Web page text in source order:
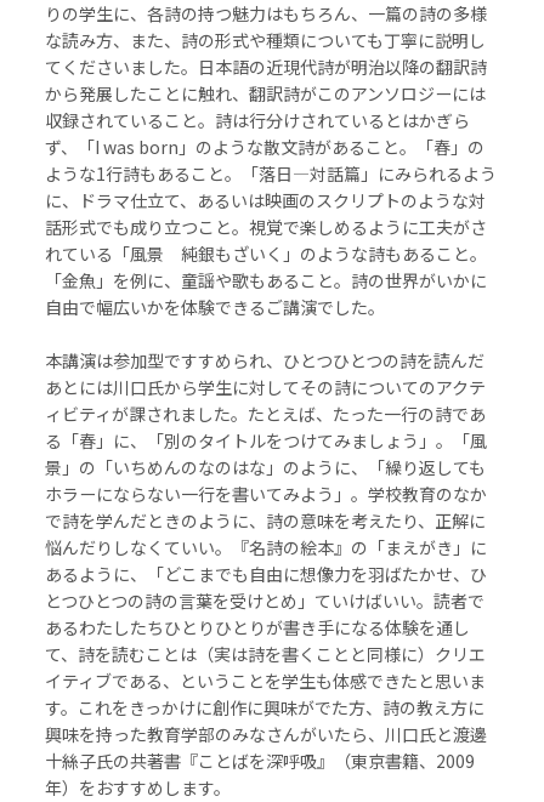
りの学生に、各詩の持つ魅力はもちろん、一篇の詩の多様
な読み方、また、詩の形式や種類についても丁寧に説明し
てくださいました。日本語の近現代詩が明治以降の翻訳詩
から発展したことに触れ、翻訳詩がこのアンソロジーには
収録されていること。詩は行分けされているとはかぎら
ず、「I was born 」のような散文詩があること。「春」の
ような1行詩もあること。「落日―対話篇」にみられるよう
に、ドラマ仕立て、あるいは映画のスクリプトのような対
話形式でも成り立つこと。視覚で楽しめるように工夫がさ
れている「風景 純銀もざいく」のような詩もあること。
「金魚」を例に、童謡や歌もあること。詩の世界がいかに
自由で幅広いかを体験できるご講演でした。
本講演は参加型ですすめられ、ひとつひとつの詩を読んだ
あとには川口氏から学生に対してその詩についてのアクテ
ィビティが課されました。たとえば、たった一行の詩であ
る「春」に、「別のタイトルをつけてみましょう」。「風
景」の「いちめんのなのはな」のように、「繰り返しても
ホラーにならない一行を書いてみよう」。学校教育のなか
で詩を学んだときのように、詩の意味を考えたり、正解に
悩んだりしなくていい。『名詩の絵本』の「まえがき」に
あるように、「どこまでも自由に想像力を羽ばたかせ、ひ
とつひとつの詩の言葉を受けとめ」ていけばいい。読者で
あるわたしたちひとりひとりが書き手になる体験を通し
て、詩を読むことは（実は詩を書くことと同様に）クリエ
イティブである、ということを学生も体感できたと思いま
す。これをきっかけに創作に興味がでた方、詩の教え方に
興味を持った教育学部のみなさんがいたら、川口氏と渡邊
十絲子氏の共著書『ことばを深呼吸』（東京書籍、 2009
年）をおすすめします。